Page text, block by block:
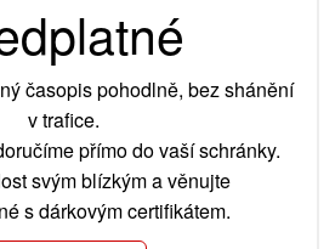
časopis pohodlně, bez shánění
v trafice.
přímo do vaší schránky.
svým blízkým a věnujte
s dárkovým certifikátem.